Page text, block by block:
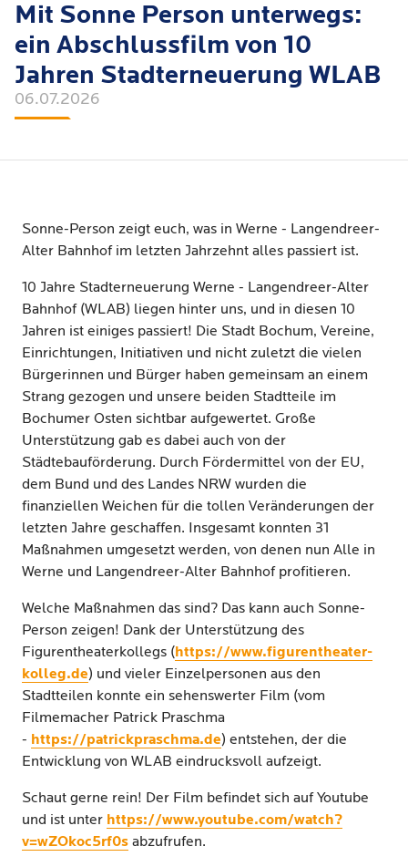
Mit Sonne Person unterwegs:
ein Abschlussfilm von 10
Jahren Stadterneuerung WLAB
06.07.2026
Sonne-Person zeigt euch, was in Werne - Langendreer-
Alter Bahnhof im letzten Jahrzehnt alles passiert ist.
10 Jahre Stadterneuerung Werne - Langendreer-Alter
Bahnhof (WLAB) liegen hinter uns, und in diesen 10
Jahren ist einiges passiert! Die Stadt Bochum, Vereine,
Einrichtungen, Initiativen und nicht zuletzt die vielen
Bürgerinnen und Bürger haben gemeinsam an einem
Strang gezogen und unsere beiden Stadtteile im
Bochumer Osten sichtbar aufgewertet. Große
Unterstützung gab es dabei auch von der
Städtebauförderung. Durch Fördermittel von der EU,
dem Bund und des Landes NRW wurden die
finanziellen Weichen für die tollen Veränderungen der
letzten Jahre geschaffen. Insgesamt konnten 31
Maßnahmen umgesetzt werden, von denen nun Alle in
Werne und Langendreer-Alter Bahnhof profitieren.
Welche Maßnahmen das sind? Das kann auch Sonne-
Person zeigen! Dank der Unterstützung des
Figurentheaterkollegs (https://www.figurentheater-
kolleg.de) und vieler Einzelpersonen aus den
Stadtteilen konnte ein sehenswerter Film (vom
Filmemacher Patrick Praschma
- https://patrickpraschma.de) entstehen, der die
Entwicklung von WLAB eindrucksvoll aufzeigt.
Schaut gerne rein! Der Film befindet sich auf Youtube
und ist unter https://www.youtube.com/watch?
v=wZOkoc5rf0s abzufrufen.